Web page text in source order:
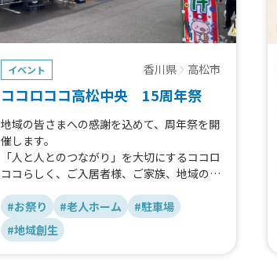
イベント 香川県 高松市
ココロココ高松中央 15周年祭
地域の皆さまへの感謝を込めて、周年祭を開
催します。
「人と人とのつながり」を大切にするココロ
ココらしく、ご入居者様、ご家族、地域の皆
した。
当日はMobimaruのキッチンカーも出店し、
美味しいグルメをお楽しみいただけます。
#お祭り #老人ホーム
#駐車場
#地域創生